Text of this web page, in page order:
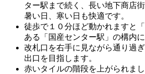
ター駅まで続く、長い地下商店
暑い日、寒い日も快適です。
徒歩で１０分ほど動かれますと
ある「国産センター駅」の構内に
改札口を右手に見ながら通り過
出口を目指します。
赤いタイルの階段を上がられま